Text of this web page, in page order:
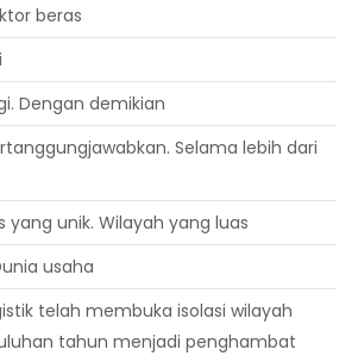
beras
Dengan demikian
Selama lebih dari
unik. Wilayah yang luas
usaha
telah membuka isolasi wilayah
tahun menjadi penghambat